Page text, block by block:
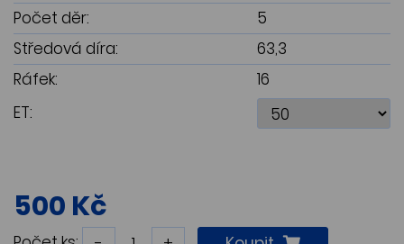
Počet děr:
5
Středová díra:
63,3
Ráfek:
16
ET:
500 Kč